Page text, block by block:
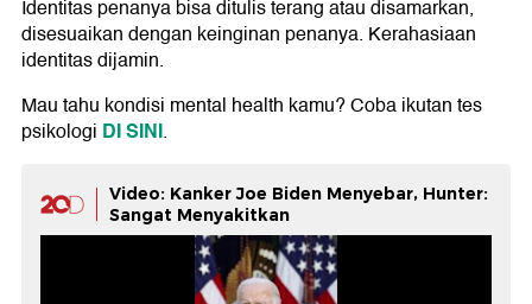
Identitas penanya bisa ditulis terang atau disamarkan,
disesuaikan dengan keinginan penanya. Kerahasiaan
identitas dijamin.
Mau tahu kondisi mental health kamu? Coba ikutan tes
psikologi DI SINI.
Video: Kanker Joe Biden Menyebar, Hunter:
Sangat Menyakitkan